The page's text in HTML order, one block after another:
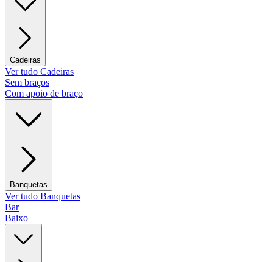
Cadeiras
Ver tudo Cadeiras
Sem braços
Com apoio de braço
Banquetas
Ver tudo Banquetas
Bar
Baixo